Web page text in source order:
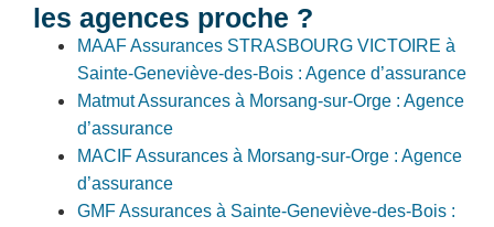
les agences proche ?
MAAF Assurances STRASBOURG VICTOIRE à
Sainte-Geneviève-des-Bois : Agence d’assurance
Matmut Assurances à Morsang-sur-Orge : Agence
d’assurance
MACIF Assurances à Morsang-sur-Orge : Agence
d’assurance
GMF Assurances à Sainte-Geneviève-des-Bois :